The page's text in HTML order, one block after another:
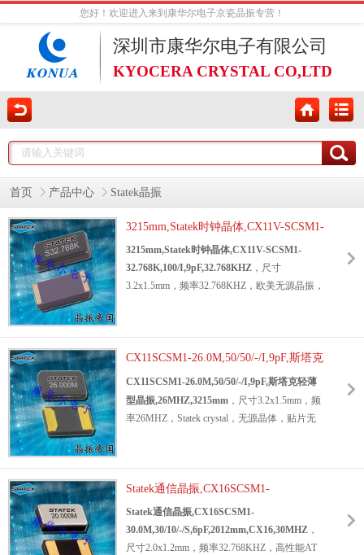
您好！欢迎进入来到康华尔电子京瓷晶振专营！
深圳市康华尔电子有限公司
KYOCERA CRYSTAL CO,LTD
首页 产品中心 Statek晶振
3215mm,Statek时钟晶体,CX11V-SCSM1-
32.768K,100/I,9pF,32.768KHZ
3215mm,Statek时钟晶体,CX11V-SCSM1-
32.768K,100/I,9pF,32.768KHZ ，尺寸
3.2x1.5mm，频率32.768KHZ，欧美无源晶振，
3215mm无源晶体，无铅环保晶振，轻薄型晶
振， 32.768KHz晶振，电子指示灯晶振，仪器
设备晶振，数据通信晶振，计算机应用晶振，
通信设备晶振，变送器专用晶振，高性能晶
振，高可靠晶振，高品质晶振，低损耗晶振，
设备，数据通信，计算机应用，通信设备，变
体,CX11V-SCSM1-
32.768K,100/I,9pF,32.768KHZ.
CX11SCSM1-26.0M,50/50/-/I,9pF,斯塔克
轻薄型晶振,26MHZ,3215mm
CX11SCSM1-26.0M,50/50/-/I,9pF,斯塔克轻薄
型晶振,26MHZ,3215mm ，尺寸3.2x1.5mm，频
率26MHZ，Statek crystal，无源晶体，贴片无
设备晶振，仪器设备晶振，影音系统晶振，无
线网络晶振，高质量晶振，高可靠晶振，高性
能晶振，低损耗晶振，低功耗晶振，低耗能晶
振，具有高性能高可靠的特点。
Statek通信晶振,CX16SCSM1-
30.0M,30/10/-/S,6pF,2012mm,CX16,30MHZ
Statek通信晶振,CX16SCSM1-
30.0M,30/10/-/S,6pF,2012mm,CX16,30MHZ ，
尺寸2.0x1.2mm，频率32.768KHZ，高性能AT